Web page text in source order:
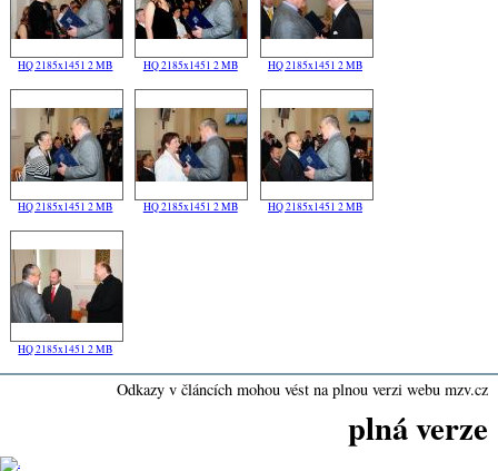
HQ 2185x1451 2 MB HQ 2185x1451 2 MB HQ 2185x1451 2 MB
HQ 2185x1451 2 MB HQ 2185x1451 2 MB HQ 2185x1451 2 MB
HQ 2185x1451 2 MB
Odkazy v článcích mohou vést na plnou verzi webu mzv.cz
plná verze